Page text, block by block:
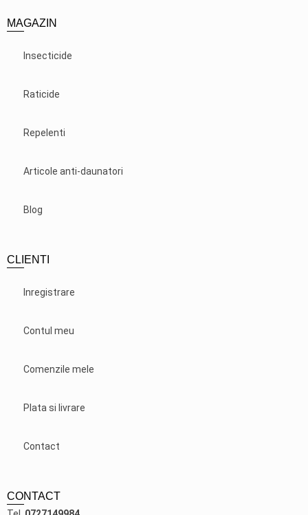
MAGAZIN
Insecticide
Raticide
Repelenti
Articole anti-daunatori
Blog
CLIENTI
Inregistrare
Contul meu
Comenzile mele
Plata si livrare
Contact
CONTACT